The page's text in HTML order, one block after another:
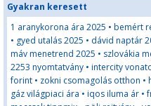
Gyakran keresett
1 aranykorona ára 2025 • bemért
• gyed utalás 2025 • dávid naptár
máv menetrend 2025 • szlovákia
2253 nyomtatvány • intercity
forint • zokni csomagolás otthon •
gáz világpiaci ára • iqos iluma ár •